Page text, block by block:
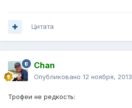
Цитата
Chan
Опубликовано 12 ноября, 2013
Трофеи не редкость: